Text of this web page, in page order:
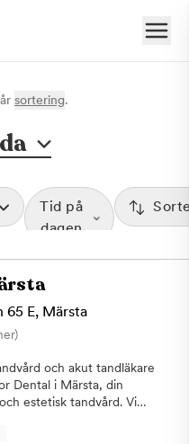
sortering.
Tid på
dagen
65 E, Märsta
och akut tandläkare
Dental i Märsta, din
estetisk tandvård. Vi